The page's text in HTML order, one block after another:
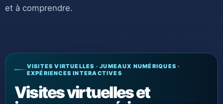
et à comprendre.
VISITES VIRTUELLES · JUMEAUX NUMÉRIQUES ·
EXPÉRIENCES INTERACTIVES
Visites virtuelles et